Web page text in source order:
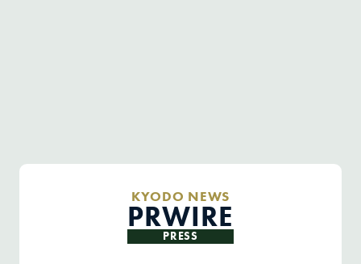
KYODO NEWS
PRWIRE
PRESS